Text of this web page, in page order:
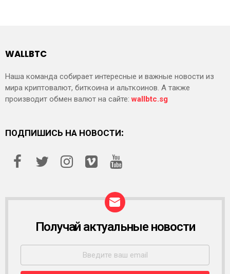
WALLBTC
Наша команда собирает интересные и важные новости из
мира криптовалют, биткоина и альткоинов. А также
производит обмен валют на сайте:wallbtc.sg
ПОДПИШИСЬ НА НОВОСТИ:
С
Ы
Получай актуальные новости